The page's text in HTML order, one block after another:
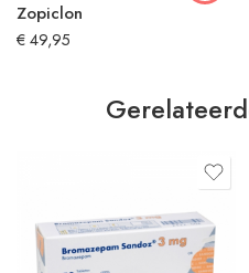
Zopiclon
€49,95